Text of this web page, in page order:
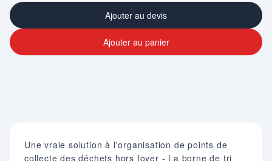
Ajouter au devis
Ajouter au panier
Une vraie solution à l'organisation de points de
collecte des déchets hors foyer - La borne de tri